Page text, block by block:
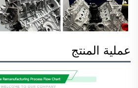
عملية المنتج